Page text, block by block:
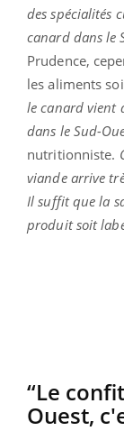
des spécialités
canard dans le
Prudence,
les aliments
le canard vient
dans le Sud-
nutritionniste.
viande arrive
Il suffit que la
produit soit
“Le
Ouest,